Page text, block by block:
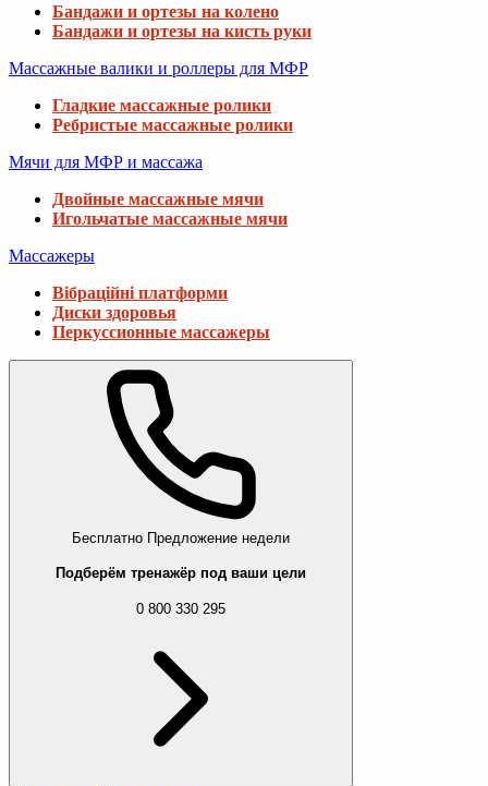
Бандажи и ортезы на колено
Бандажи и ортезы на кисть руки
Массажные валики и роллеры для МФР
Гладкие массажные ролики
Ребристые массажные ролики
Мячи для МФР и массажа
Двойные массажные мячи
Игольчатые массажные мячи
Массажеры
Вібраційні платформи
Диски здоровья
Перкуссионные массажеры
Бесплатно Предложение недели
Подберём тренажёр под ваши цели
0 800 330 295